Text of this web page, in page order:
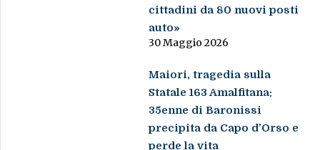
cittadini da 80 nuovi posti
auto»
30 Maggio 2026
Maiori, tragedia sulla
Statale 163 Amalfitana:
35enne di Baronissi
precipita da Capo d’Orso e
perde la vita